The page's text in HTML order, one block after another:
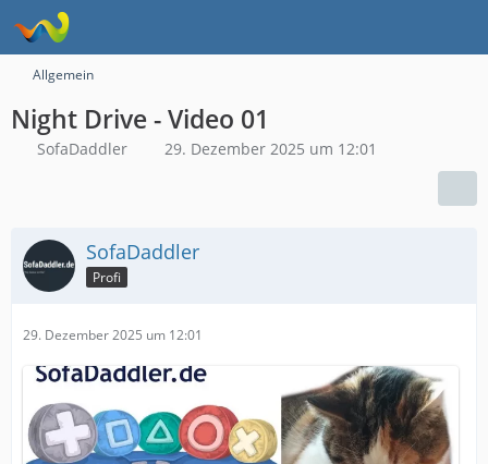
Allgemein
Night Drive - Video 01
SofaDaddler 29. Dezember 2025 um 12:01
SofaDaddler
Profi
29. Dezember 2025 um 12:01